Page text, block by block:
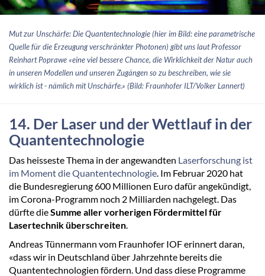
Mut zur Unschärfe: Die Quantentechnologie (hier im Bild: eine parametrische
Quelle für die Erzeugung verschränkter Photonen) gibt uns laut Professor
Reinhart Poprawe «eine viel bessere Chance, die Wirklichkeit der Natur auch
in unseren Modellen und unseren Zugängen so zu beschreiben, wie sie
wirklich ist - nämlich mit Unschärfe.» (Bild: Fraunhofer ILT/Volker Lannert)
14. Der Laser und der Wettlauf in der
Quantentechnologie
Das heisseste Thema in der angewandten Laserforschung ist
im Moment die Quantentechnologie. Im Februar 2020 hat
die Bundesregierung 600 Millionen Euro dafür angekündigt,
im Corona-Programm noch 2 Milliarden nachgelegt. Das
dürfte dieSumme aller vorherigen Fördermittel für
Lasertechnik überschreiten.
Andreas Tünnermann vom Fraunhofer IOF erinnert daran,
«dass wir in Deutschland über Jahrzehnte bereits die
Quantentechnologien fördern. Und dass diese Programme